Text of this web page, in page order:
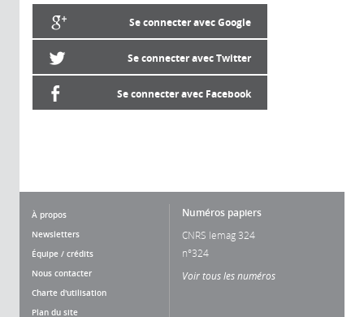
Se connecter avec Google
Se connecter avec Twitter
Se connecter avec Facebook
À propos
Newsletters
Équipe / crédits
Nous contacter
Charte d'utilisation
Plan du site
Numéros papiers
CNRS lemag 324
n°324
Voir tous les numéros